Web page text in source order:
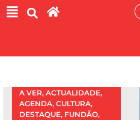
A VER, ACTUALIDADE,
AGENDA, CULTURA,
DESTAQUE, FUNDÃO,